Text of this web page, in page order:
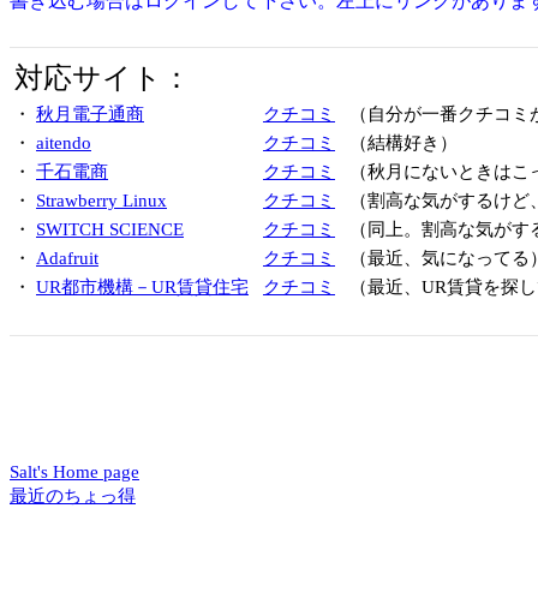
対応サイト：
・ 秋月電子通商 クチコミ
（自分が一番クチコミ
・ aitendo クチコミ
（結構好き）
・ 千石電商 クチコミ
（秋月にないときはこ
・ Strawberry Linux クチコミ
（割高な気がするけど
・ SWITCH SCIENCE クチコミ
（同上。割高な気がす
・ Adafruit クチコミ
（最近、気になってる
・ UR都市機構－UR賃貸住宅 クチコミ （最近、UR賃貸を探
Salt's Home page
最近のちょっ得